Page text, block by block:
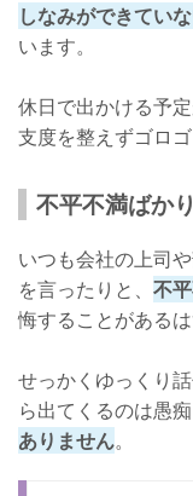
しなみができてい
います。
休日で出かける予
支度を整えずゴロ
不平不満ばか
いつも会社の上司
を言ったりと、 不
悔することがあるは
せっかくゆっくり
ら出てくるのは愚
ありません。